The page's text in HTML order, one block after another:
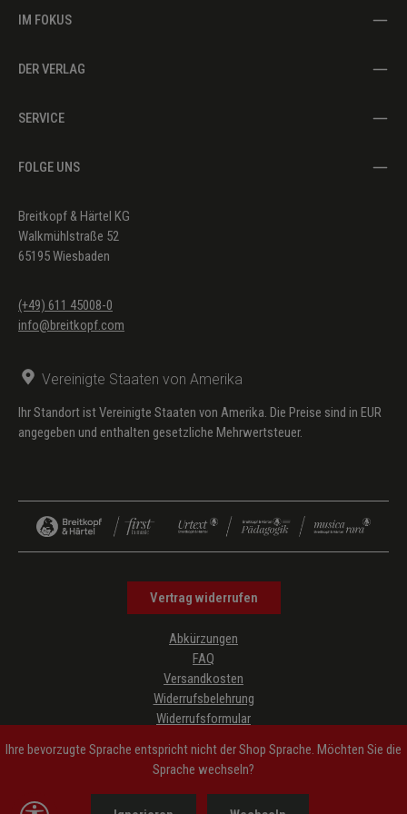
IM FOKUS
DER VERLAG
SERVICE
FOLGE UNS
Breitkopf & Härtel KG
Walkmühlstraße 52
65195 Wiesbaden
(+49) 611 45008-0
info@breitkopf.com
Vereinigte Staaten von Amerika
Ihr Standort ist Vereinigte Staaten von Amerika. Die Preise sind in EUR
angegeben und enthalten gesetzliche Mehrwertsteuer.
Vertrag widerrufen
Abkürzungen
FAQ
Versandkosten
Widerrufsbelehrung
Widerrufsformular
AGB
Impressum
Hinweise zur Barrierefreiheit
Ihre bevorzugte Sprache entspricht nicht der Shop Sprache. Möchten Sie die
Sprache wechseln?
Werkzeugleiste anzeigen